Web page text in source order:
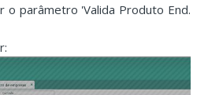
o parâmetro 'Valida Produto End.